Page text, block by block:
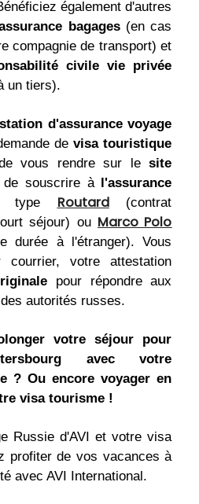
également d'autres
bagages(en cas
compagnie de transport) et
civile vie privée
un tiers).
d'assurance voyage
devisa touristique
vous rendre sur lesite
souscrire à
l'assurance
type Routard (contrat
séjour) ou Marco Polo
durée à l'étranger). Vous
courrier, votre attestation
pour répondre aux
autorités russes.
votre séjour pour
avec votre
? Ou encore voyager en
visa tourisme !
Russie d'AVI et votre visa
profiter de vos vacances à
avec AVI International.